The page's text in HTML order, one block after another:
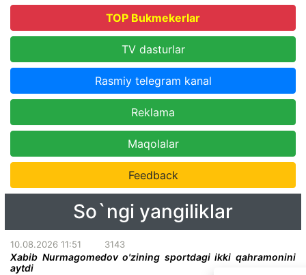
TOP Bukmekerlar
TV dasturlar
Rasmiy telegram kanal
Reklama
Maqolalar
Feedback
So`ngi yangiliklar
10.08.2026 11:51 3143
Xabib Nurmagomedov o'zining sportdagi ikki qahramonini
aytdi